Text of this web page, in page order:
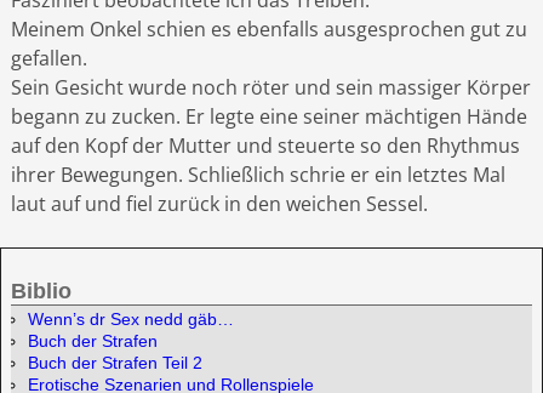
Meinem Onkel schien es ebenfalls ausgesprochen gut zu
gefallen.
Sein Gesicht wurde noch röter und sein massiger Körper
begann zu zucken. Er legte eine seiner mächtigen Hände
auf den Kopf der Mutter und steuerte so den Rhythmus
ihrer Bewegungen. Schließlich schrie er ein letztes Mal
laut auf und fiel zurück in den weichen Sessel.
Biblio
Wenn’s dr Sex nedd gäb…
Buch der Strafen
Buch der Strafen Teil 2
Erotische Szenarien und Rollenspiele